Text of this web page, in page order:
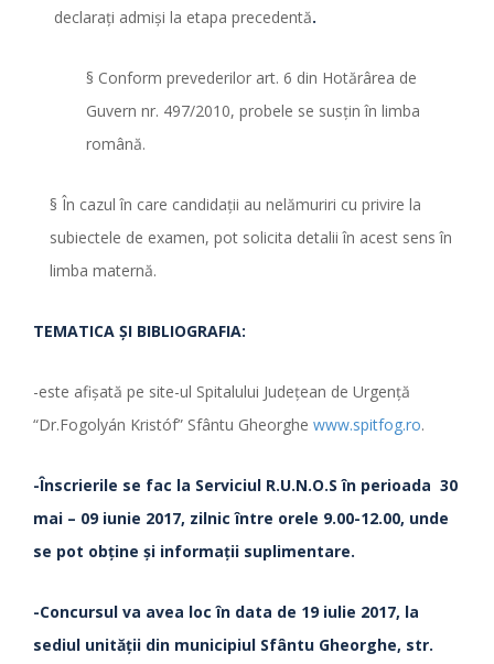
declaraţi admişi la etapa precedentă.
§ Conform prevederilor art. 6 din Hotărârea de
Guvern nr. 497/2010, probele se susţin în limba
română.
§ În cazul în care candidaţii au nelămuriri cu privire la
subiectele de examen, pot solicita detalii în acest sens în
limba maternă.
TEMATICA ŞI BIBLIOGRAFIA:
-este afişată pe site-ul Spitalului Judeţean de Urgenţă
“Dr.Fogolyán Kristóf” Sfântu Gheorghe www.spitfog.ro.
-Înscrierile se fac la Serviciul R.U.N.O.S în perioada 30
mai – 09 iunie 2017, zilnic între orele 9.00-12.00, unde
se pot obţine şi informaţii suplimentare.
-Concursul va avea loc în data de 19 iulie 2017, la
sediul unităţii din municipiul Sfântu Gheorghe, str.